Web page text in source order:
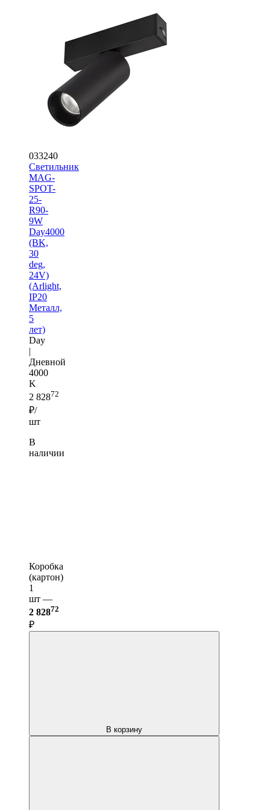
033240
Светильник
MAG-
SPOT-
25-
R90-
9W
Day4000
(BK,
30
deg,
24V)
(Arlight,
IP20
Металл,
5
лет)
Day
|
Дневной
4000
K
2 82872
₽/
шт
В
наличии
Коробка
(картон)
1
шт —
2 82872
₽
В корзину